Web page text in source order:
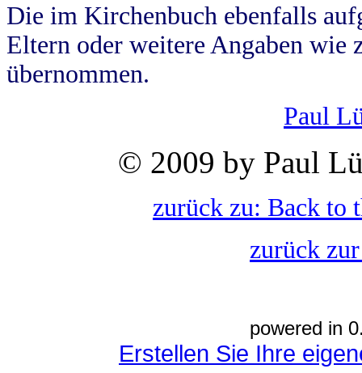
Die im Kirchenbuch ebenfalls
Eltern oder weitere Angaben wie
übernommen.
Paul
© 2009 by Paul
zurück zu: Back to
zurück
powered in
Erstellen Sie Ihre